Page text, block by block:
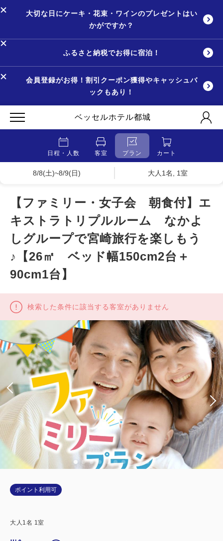
大切な日にケーキ・花束・ワインのプレゼントはい
かがですか？
ふるさと納税でお得に宿泊！
会員登録がお得！割引クーポン獲得やキャッシュバ
ックもあり！
ベッセルホテル都城
日程・人数 客室 プラン カート
8/8(土)~8/9(日) 大人1名, 1室
【ファミリー・女子会 朝食付】エ
キストラトリプルルーム なかよ
しグループで宮崎旅行を楽しもう
♪【26㎡ ベッド幅150cm2台＋
90cm1台】
検索した条件に該当する客室がありません
ポイント利用可
大人 1 名 1 室